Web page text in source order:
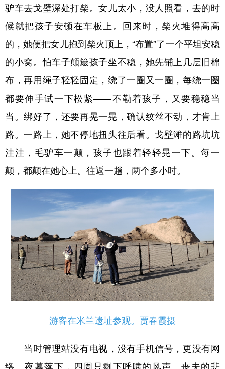
驴车去戈壁深处打柴。女儿太小，没人照看，去的时
候就把孩子安顿在车板上。回来时，柴火堆得高高
的，她便把女儿抱到柴火顶上，“布置”了一个平坦安稳
的小窝。怕车子颠簸孩子坐不稳，她先铺上几层旧棉
布，再用绳子轻轻固定，绕了一圈又一圈，每绕一圈
都要伸手试一下松紧——不勒着孩子，又要稳稳当
当。绑好了，还要再晃一晃，确认纹丝不动，才肯上
路。一路上，她不停地扭头往后看。戈壁滩的路坑坑
洼洼，毛驴车一颠，孩子也跟着轻轻晃一下。每一
颠，都颠在她心上。往返一趟，两个多小时。
游客在米兰遗址参观。贾春霞摄
当时管理站没有电视，没有手机信号，更没有网
络。夜幕落下，四周只剩下呼啸的风声。丧夫的悲